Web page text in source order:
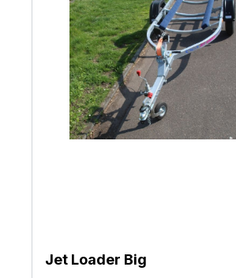
Jet Loader Big